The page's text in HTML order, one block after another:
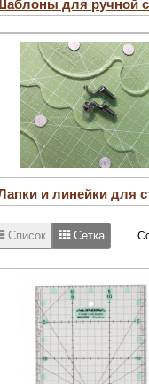
для ручной
и линейки для
Список Сетка